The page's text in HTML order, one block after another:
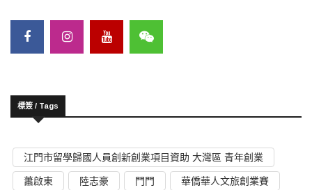
標簽 / Tags
江門市留學歸國人員創新創業項目資助 大灣區 青年創業
蕭啟東
陸志豪 門門
華僑華人文旅創業賽